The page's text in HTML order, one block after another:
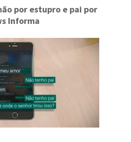
por estupro e pai por
Informa